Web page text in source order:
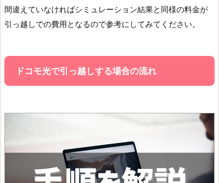
間違えていなければシミュレーション結果と同様の料金が
引っ越しでの費用となるので参考にしてみてください。
ドコモ光で引っ越しする場合の流れ